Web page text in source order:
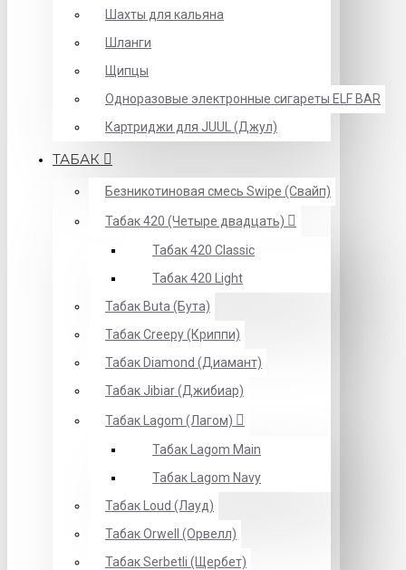
Шахты для кальяна
Шланги
Щипцы
Одноразовые электронные сигареты ELF BAR
Картриджи для JUUL (Джул)
ТАБАК
Безникотиновая смесь Swipe (Свайп)
Табак 420 (Четыре двадцать)
Табак 420 Classic
Табак 420 Light
Табак Buta (Бута)
Табак Creepy (Криппи)
Табак Diamond (Диамант)
Табак Jibiar (Джибиар)
Табак Lagom (Лагом)
Табак Lagom Main
Табак Lagom Navy
Табак Loud (Лауд)
Табак Orwell (Орвелл)
Табак Serbetli (Щербет)